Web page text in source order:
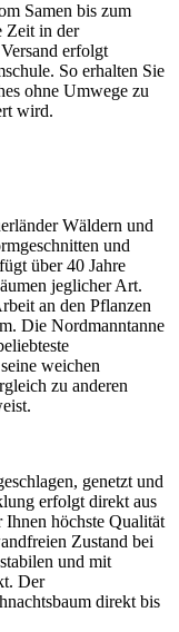
Samen bis zum
Zeit in der
erfolgt
So erhalten Sie
ohne Umwege zu
wird.
Wäldern und
und
über 40 Jahre
jeglicher Art.
an den Pflanzen
Die Nordmanntanne
weichen
zu anderen
genetzt und
erfolgt direkt aus
höchste Qualität
Zustand bei
und mit
Der
direkt bis